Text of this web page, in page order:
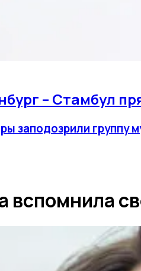
– Стамбул
заподозрили группу